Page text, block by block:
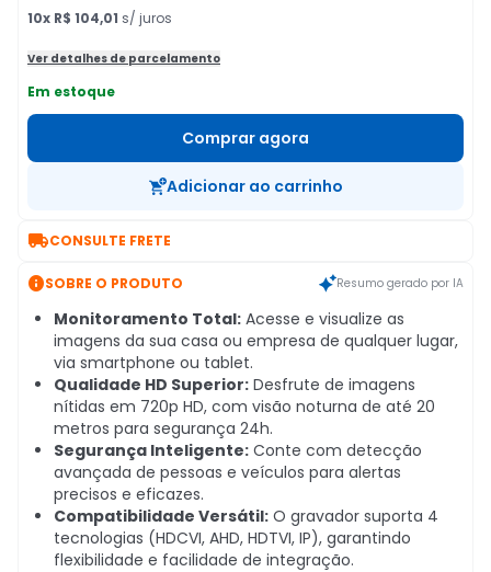
10x R$ 104,01 s/ juros
Ver detalhes de parcelamento
Em estoque
Comprar agora
Adicionar ao carrinho
CONSULTE FRETE
SOBRE O PRODUTO Resumo gerado por IA
Monitoramento Total: Acesse e visualize as
imagens da sua casa ou empresa de qualquer lugar,
via smartphone ou tablet.
Qualidade HD Superior: Desfrute de imagens
nítidas em 720p HD, com visão noturna de até 20
metros para segurança 24h.
Segurança Inteligente: Conte com detecção
avançada de pessoas e veículos para alertas
precisos e eficazes.
Compatibilidade Versátil: O gravador suporta 4
tecnologias (HDCVI, AHD, HDTVI, IP), garantindo
flexibilidade e facilidade de integração.